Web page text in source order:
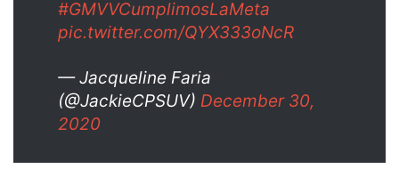
#GMVVCumplimosLaMeta
pic.twitter.com/QYX333oNcR
— Jacqueline Faria
(@JackieCPSUV) December 30,
2020